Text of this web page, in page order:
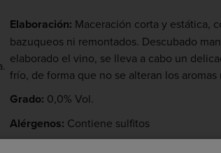
Elaboración: Maceración corta y estática,
bazuqueos ni remontados. Descubado
elaborado el vino, se lleva a cabo un
frío, de forma que no se alteran los aromas
Grado: 0,0% Vol.
Alérgenos: Contiene sulfitos